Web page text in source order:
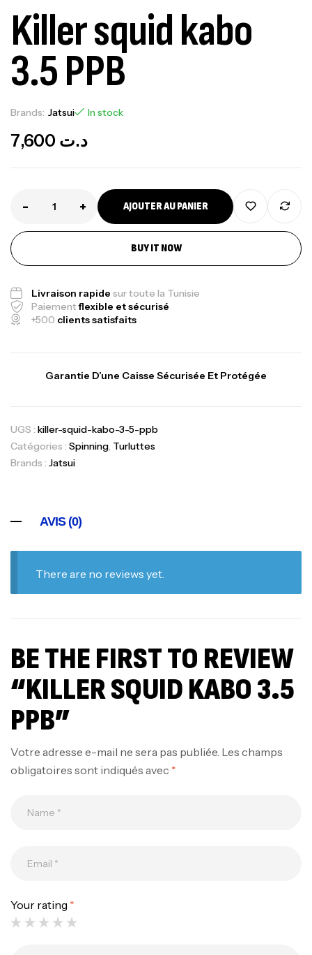
Killer squid kabo
3.5 PPB
Brands: Jatsui In stock
د.ت
- + AJOUTER AU PANIER
BUY IT NOW
Livraison rapide sur toute la Tunisie
Paiementflexible et sécurisé
+500 clients satisfaits
Garantie D’une Caisse Sécurisée Et Protégée
UGS : killer-squid-kabo-3-5-ppb
Catégories : Spinning, Turluttes
Brands : Jatsui
AVIS (0)
There are no reviews yet.
BE THE FIRST TO REVIEW
“KILLER SQUID KABO 3.5
PPB”
Votre adresse e-mail ne sera pas publiée. Les champs
obligatoires sont indiqués avec *
Your rating *